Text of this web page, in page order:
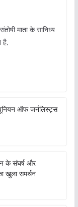
माता के सानिध्य
है,
ऑफ जर्नलिस्ट्स
के संघर्ष और
खुला समर्थन